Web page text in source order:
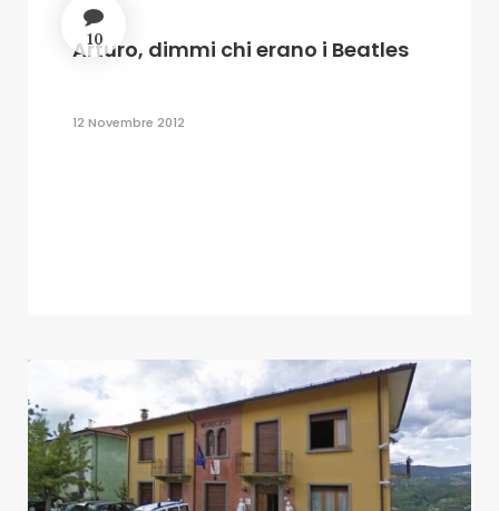
10
Arturo, dimmi chi erano i Beatles
12 Novembre 2012